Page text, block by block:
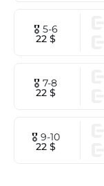
🎖 5-6
22 $
🎖 7-8
22 $
🎖 9-10
22 $